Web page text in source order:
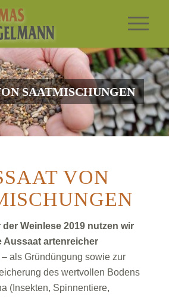
SAATMISCHUNGEN
VON
der Weinlese 2019 nutzen wir
Aussaat artenreicher
– als Gründüngung sowie zur
des wertvollen Bodens
(Insekten, Spinnentiere,